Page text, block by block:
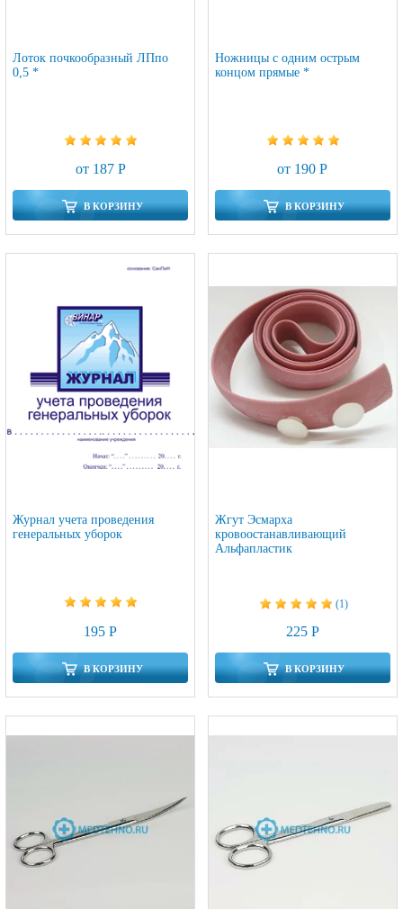
Лоток почкообразный ЛПпо
0,5 *
от 187 Р
В КОРЗИНУ
Ножницы с одним острым
концом прямые *
от 190 Р
В КОРЗИНУ
Журнал учета проведения
генеральных уборок
195 Р
В КОРЗИНУ
Жгут Эсмарха
кровоостанавливающий
Альфапластик
(1)
225 Р
В КОРЗИНУ